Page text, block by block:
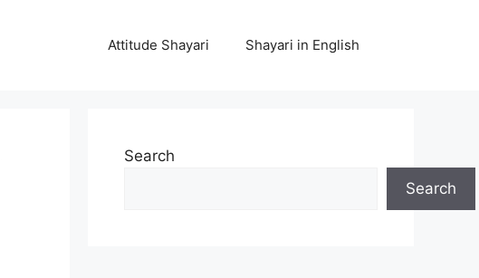
Attitude Shayari Shayari in English
Search
Search